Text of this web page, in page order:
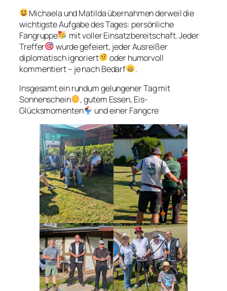
Michaela und Matilda übernahmen derweil die
wichtigste Aufgabe des Tages: persönliche
Fangruppe
mit voller Einsatzbereitschaft. Jeder
Treffer
wurde gefeiert, jeder Ausreißer
diplomatisch ignoriert
oder humorvoll
kommentiert – je nach Bedarf
.
Insgesamt ein rundum gelungener Tag mit
Sonnenschein
, gutem Essen, Eis-
Glücksmomenten
und einer Fangcre